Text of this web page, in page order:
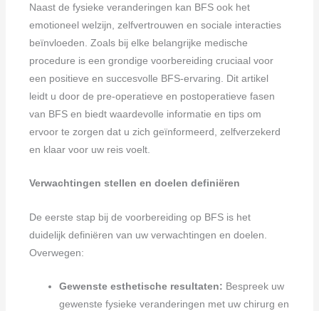
Naast de fysieke veranderingen kan BFS ook het
emotioneel welzijn, zelfvertrouwen en sociale interacties
beïnvloeden. Zoals bij elke belangrijke medische
procedure is een grondige voorbereiding cruciaal voor
een positieve en succesvolle BFS-ervaring. Dit artikel
leidt u door de pre-operatieve en postoperatieve fasen
van BFS en biedt waardevolle informatie en tips om
ervoor te zorgen dat u zich geïnformeerd, zelfverzekerd
en klaar voor uw reis voelt.
Verwachtingen stellen en doelen definiëren
De eerste stap bij de voorbereiding op BFS is het
duidelijk definiëren van uw verwachtingen en doelen.
Overwegen:
Gewenste esthetische resultaten: Bespreek uw
gewenste fysieke veranderingen met uw chirurg en